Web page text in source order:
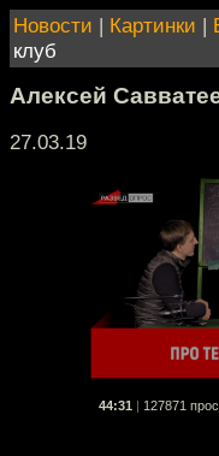
Новости | Картинки |
клуб
Алексей
27.03.19
44:31 127871